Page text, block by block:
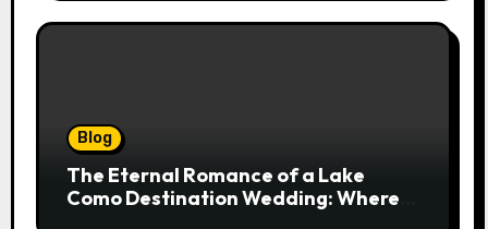
Blog
The Eternal Romance of a Lake
Como Destination Wedding: Where